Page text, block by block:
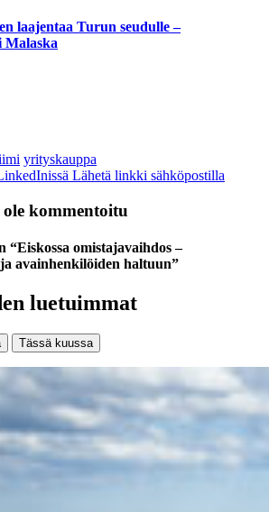
laajentaa Turun seudulle –
Malaska
yrityskauppa
Lähetä linkki sähköpostilla
kommentoitu
“Eiskossa omistajavaihdos –
avainhenkilöiden haltuun”
luetuimmat
Tässä kuussa